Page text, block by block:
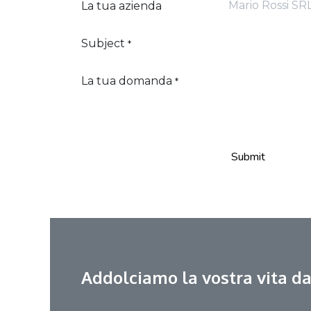
La tua azienda
Subject *
La tua domanda *
Submit
Addolciamo la vostra vita